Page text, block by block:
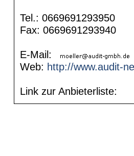
Tel.: 0669691293950
Fax: 0669691293940
E-Mail:
Web: http://www.audit-
Link zur Anbieterliste: